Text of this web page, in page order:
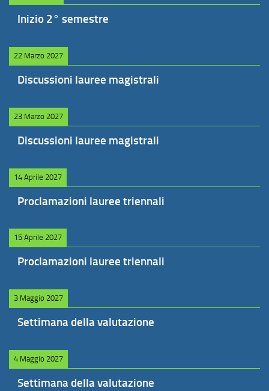
Inizio 2° semestre
22 Marzo 2027
Discussioni lauree magistrali
23 Marzo 2027
Discussioni lauree magistrali
14 Aprile 2027
Proclamazioni lauree triennali
15 Aprile 2027
Proclamazioni lauree triennali
3 Maggio 2027
Settimana della valutazione
4 Maggio 2027
Settimana della valutazione